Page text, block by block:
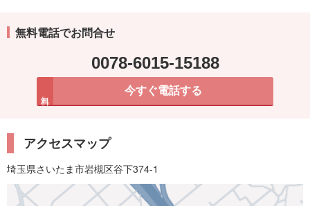
無料電話でお問合せ
0078-6015-15188
今すぐ電話する
アクセスマップ
埼玉県さいたま市岩槻区谷下374-1